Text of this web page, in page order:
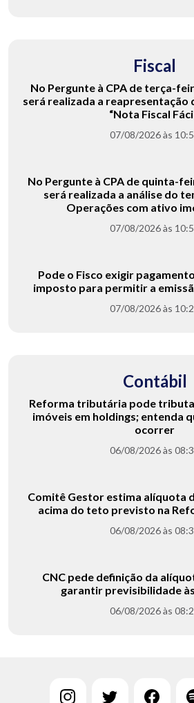
Fiscal
No Pergunte à CPA de terça-
será realizada a reapresentação
“Nota Fiscal
07/08/2026 às
No Pergunte à CPA de quinta-
será realizada a análise do
Operações com ativo
07/08/2026 às
Pode o Fisco exigir
imposto para permitir a
07/08/2026 às
Contábil
Reforma tributária pode
imóveis em holdings; entenda
ocorrer
06/08/2026 às
Comitê Gestor estima alíquota
acima do teto previsto na
06/08/2026 às
CNC pede definição da
garantir previsibilidade
06/08/2026 às